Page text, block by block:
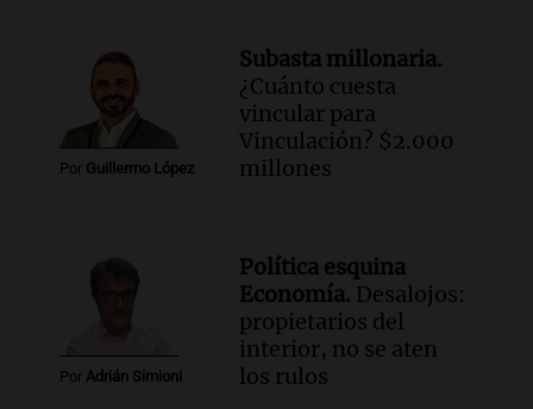
Una mañana para todos
Episodios
Audio.
Mateo, a los 25 años, lucha
contra el tiempo: necesita un trasplante
Audio.
Estiman que la inflación nacional
de julio será menor al 2,9% registrado
Una mañana para todos
Por Guillermo López
Subasta millonaria.
¿Cuánto cuesta
vincular para
Vinculación? $2.000
millones
Por Adrián Simioni
Política esquina
Economía. Desalojos:
propietarios del
interior, no se aten
los rulos